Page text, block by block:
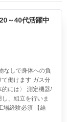
～40代活躍中
なしで身体への負
働けます ガス分
には〉 測定機器/
、組立を行いま
場経験必須 【給